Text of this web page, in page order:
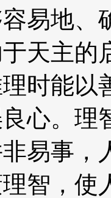
易地、
天主的
时能以
心。理
易事，
智，使